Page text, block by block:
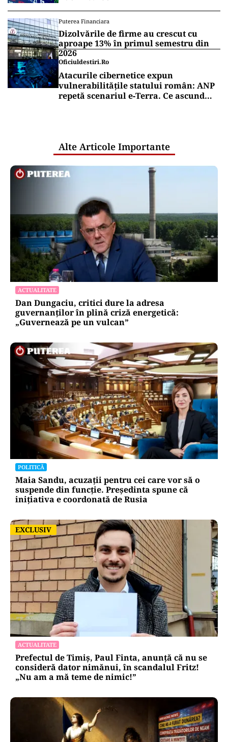
convenționale pentru agricultură, respectiv
semințe, îngrășăminte și produse pentru
protecția plantelor, precum și cu trading de
cereale.
Vrei să fii mereu la curent cu toate știrile? Urmărește
Puterea.ro și pe canalul de WhatsApp
liderii bursei
Puterea Financiara
Dizolvările de firme au crescut cu
Oficiuldestiri.ro
Atacurile cibernetice expun
vulnerabilitățile statului român: ANP
repetă scenariul e‑Terra. Ce ascund
comunicările oficiale și cine răspunde
pentru mentenanța IT a instituțiilor
publice
Alte Articole Importante
ACTUALITATE
Dan Dungaciu, critici dure la adresa
guvernanților în plină criză energetică:
„Guvernează pe un vulcan”
POLITICĂ
Maia Sandu, acuzații pentru cei care vor să o
suspende din funcție. Președinta spune că
inițiativa e coordonată de Rusia
EXCLUSIV
EXCLUSIV